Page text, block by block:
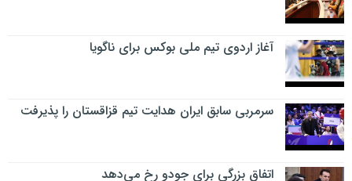
آغاز اردوی تیم ملی بوکس برای ناگویا
سرمربی سابق ایران هدایت تیم قزاقستان را پذیرفت
اتفاق بزرگی برای جودو رخ می‌دهد